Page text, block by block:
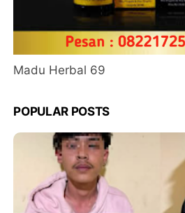
Madu Herbal 69
POPULAR POSTS